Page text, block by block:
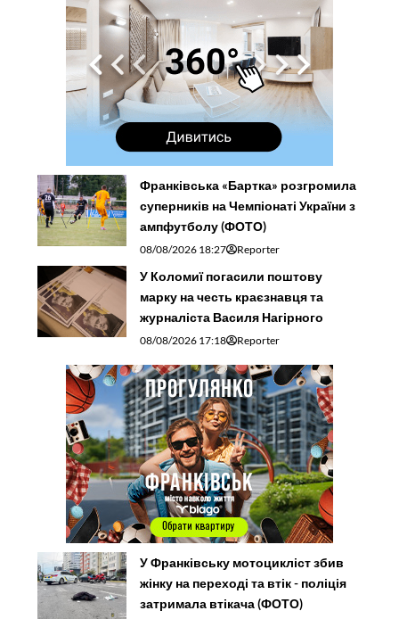
Франківська «Бартка» розгромила
суперників на Чемпіонаті України з
ампфутболу (ФОТО)
08/08/2026 18:27 Reporter
У Коломиї погасили поштову
марку на честь краєзнавця та
журналіста Василя Нагірного
08/08/2026 17:18 Reporter
У Франківську мотоцикліст збив
жінку на переході та втік - поліція
затримала втікача (ФОТО)